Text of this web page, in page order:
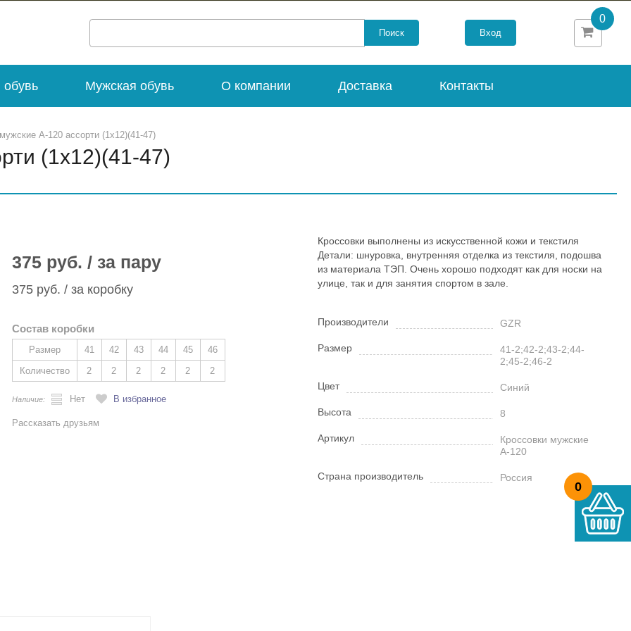
0
Вход
0
Мужская обувь О компании Доставка Контакты
А-120 ассорти (1х12)(41-47)
(1х12)(41-47)
375 руб. / за пару
375 руб. / за коробку
Состав коробки
Размер 41 42 43 44 45
46
Количество
2 2 2 2 2 2
Наличие: Нет В избранное
Рассказать друзьям
Кроссовки выполнены из искусственной кожи и текстиля
Детали: шнуровка, внутренняя отделка из текстиля, подошва
из материала ТЭП. Очень хорошо подходят как для носки на
улице, так и для занятия спортом в зале.
Производители GZR
Размер
41-2;42-2;43-2;44-
2;45-2;46-2
Цвет Синий
Высота 8
Артикул
Кроссовки мужские
А-120
Страна производитель Россия